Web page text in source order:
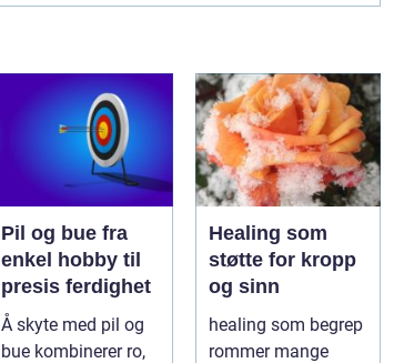
Pil og bue fra
enkel hobby til
presis ferdighet
Å skyte med pil og
bue kombinerer ro,
Healing som
støtte for kropp
og sinn
healing som begrep
rommer mange